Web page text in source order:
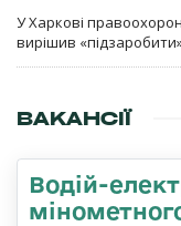
У Харкові
вирішив
ВАКАНСІЇ
Водій-